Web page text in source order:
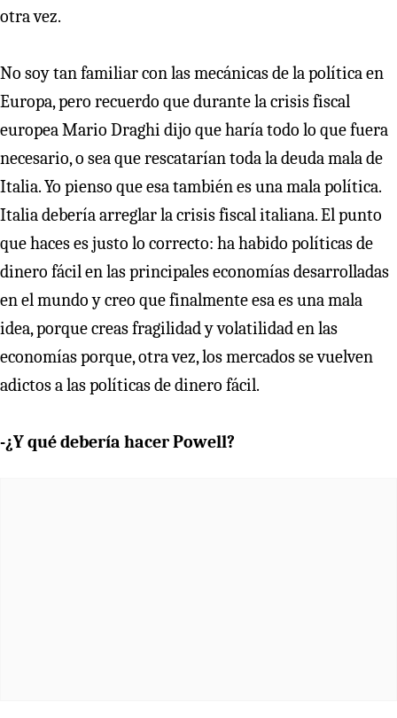
otra vez.
No soy tan familiar con las mecánicas de la política en
Europa, pero recuerdo que durante la crisis fiscal
europea Mario Draghi dijo que haría todo lo que fuera
necesario, o sea que rescatarían toda la deuda mala de
Italia. Yo pienso que esa también es una mala política.
Italia debería arreglar la crisis fiscal italiana. El punto
que haces es justo lo correcto: ha habido políticas de
dinero fácil en las principales economías desarrolladas
en el mundo y creo que finalmente esa es una mala
idea, porque creas fragilidad y volatilidad en las
economías porque, otra vez, los mercados se vuelven
adictos a las políticas de dinero fácil.
-¿Y qué debería hacer Powell?